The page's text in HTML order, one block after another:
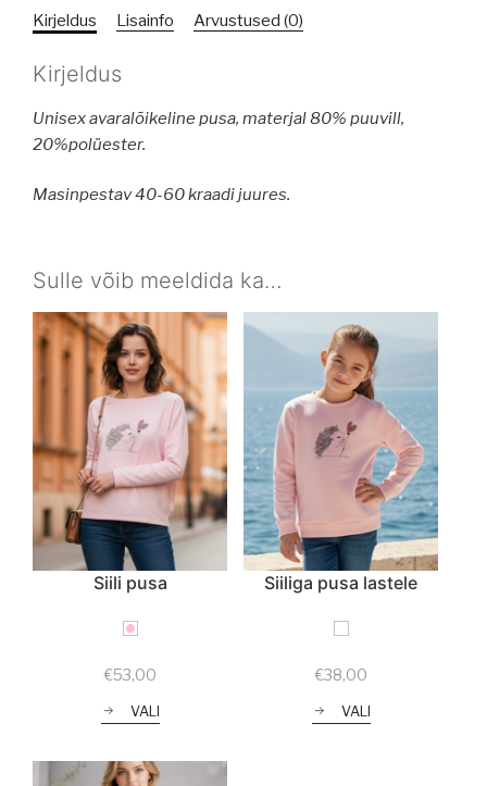
Kirjeldus Lisainfo Arvustused (0)
Kirjeldus
Unisex avaralõikeline pusa, materjal 80% puuvill,
20%polüester.
Masinpestav 40-60 kraadi juures.
Sulle võib meeldida ka…
Siili pusa
€53,00
VALI
Siiliga pusa lastele
€38,00
VALI